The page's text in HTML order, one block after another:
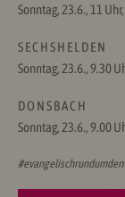
Sonntag, 23.6., 11
S E C H S H E L D E N
Sonntag, 23.6., 9.30
D O N S B A C H
Sonntag, 23.6., 9.00